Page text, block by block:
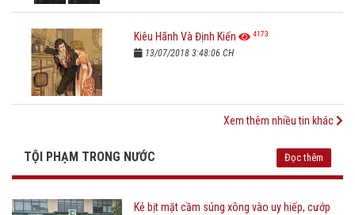
Kiêu Hãnh Và Định Kiến 4173
13/07/2018 3:48:06 CH
Xem thêm nhiều tin khác
TỘI PHẠM TRONG NƯỚC Đọc thêm
Kẻ bịt mặt cầm súng xông vào uy hiếp, cướp